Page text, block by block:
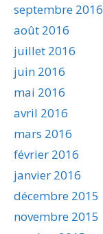
septembre 2016
août 2016
juillet 2016
juin 2016
mai 2016
avril 2016
mars 2016
février 2016
janvier 2016
décembre 2015
novembre 2015